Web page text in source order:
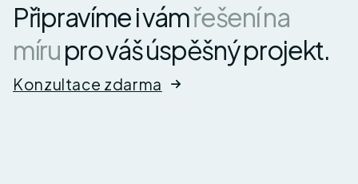
Připravíme i vámřešení na
mírupro váš úspěšný projekt.
Konzultace zdarma